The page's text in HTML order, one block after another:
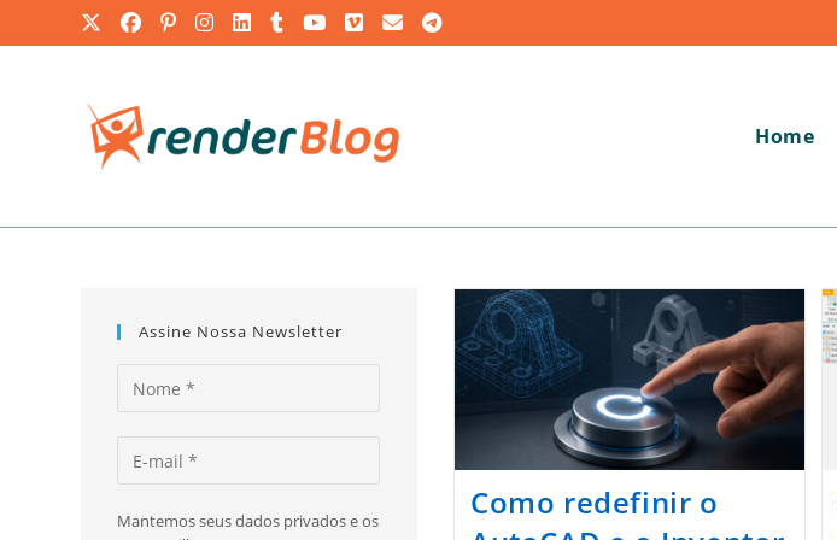
para
Home
Como redefinir o
Assine Nossa Newsletter
Mantemos seus dados privados e os